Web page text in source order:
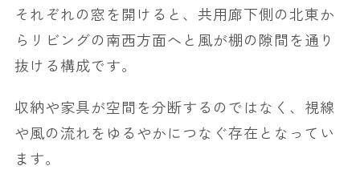
それぞれの窓を開けると、共用廊下側の北東か
らリビングの南西方面へと風が棚の隙間を通り
抜ける構成です。
収納や家具が空間を分断するのではなく、視線
や風の流れをゆるやかにつなぐ存在となってい
ます。